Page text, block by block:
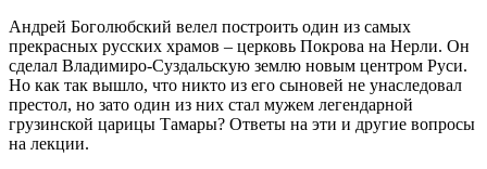
Андрей Боголюбский велел построить один из самых
прекрасных русских храмов – церковь Покрова на Нерли. Он
сделал Владимиро-Суздальскую землю новым центром Руси.
Но как так вышло, что никто из его сыновей не унаследовал
престол, но зато один из них стал мужем легендарной
грузинской царицы Тамары? Ответы на эти и другие вопросы
на лекции.